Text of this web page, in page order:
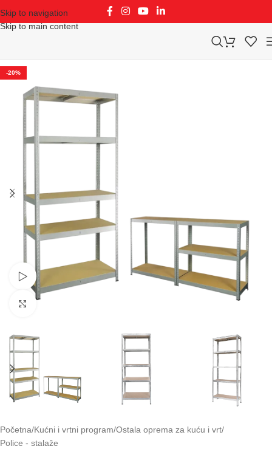
Skip to navigation
Skip to main content
-20%
Pogledaj video
Početna/Kućni i vrtni program/Ostala oprema za kuću i vrt/
Police - stalaže